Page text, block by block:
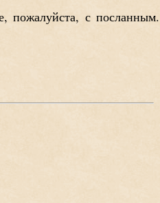
пожалуйста, с